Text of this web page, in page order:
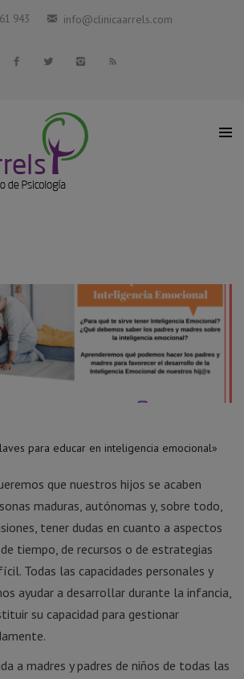
943 info@clinicaarrels.com
para educar en inteligencia emocional»
que nuestros hijos se acaben
maduras, autónomas y, sobre todo,
tener dudas en cuanto a aspectos
tiempo, de recursos o de estrategias
Todas las capacidades personales y
ayudar a desarrollar durante la infancia,
su capacidad para gestionar
a madres y padres de niños de todas las